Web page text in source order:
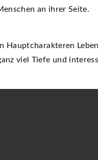
an ihrer Seite.
Hauptcharakteren
viel Tiefe und